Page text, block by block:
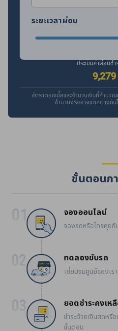
ระยะเวลาผ่อน
ประเมินค่าผ่อนชำ
9,279
อัตราดอกเบี้ยและจำนวนเงินที่คำนว
จำนวนจริงอาจแตกต่างกั
ขั้นตอนก
จองออนไลน์
จองรถหรือโทรคุยกั
ทดลองขับรถ
เยี่ยมชมศูนย์ของเ
ยอดชำระคงเห
ชำระด้วยเงินสดหรื
ขั้นตอน